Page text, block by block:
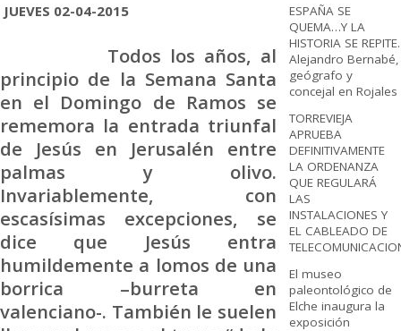
JUEVES 02-04-2015
Todos los años, al
principio de la Semana Santa
en el Domingo de Ramos se
rememora la entrada triunfal
de Jesús en Jerusalén entre
palmas y olivo.
Invariablemente, con
escasísimas excepciones, se
dice que Jesús entra
humildemente a lomos de una
borrica –burreta en
valenciano-. También le suelen
ESPAÑA SE
QUEMA…Y LA
HISTORIA SE REPITE.
Alejandro Bernabé,
geógrafo y
concejal en Rojales
TORREVIEJA
APRUEBA
DEFINITIVAMENTE
LA ORDENANZA
QUE REGULARÁ
LAS
INSTALACIONES Y
EL CABLEADO DE
El museo
paleontológico de
Elche inaugura la
exposición